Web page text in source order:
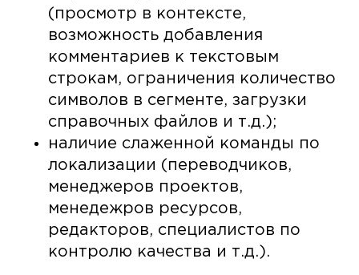
(просмотр в контексте,
возможность добавления
комментариев к текстовым
строкам, ограничения количество
символов в сегменте, загрузки
справочных файлов и т.д.);
наличие слаженной команды по
локализации (переводчиков,
менеджеров проектов,
менедежров ресурсов,
редакторов, специалистов по
контролю качества и т.д.).